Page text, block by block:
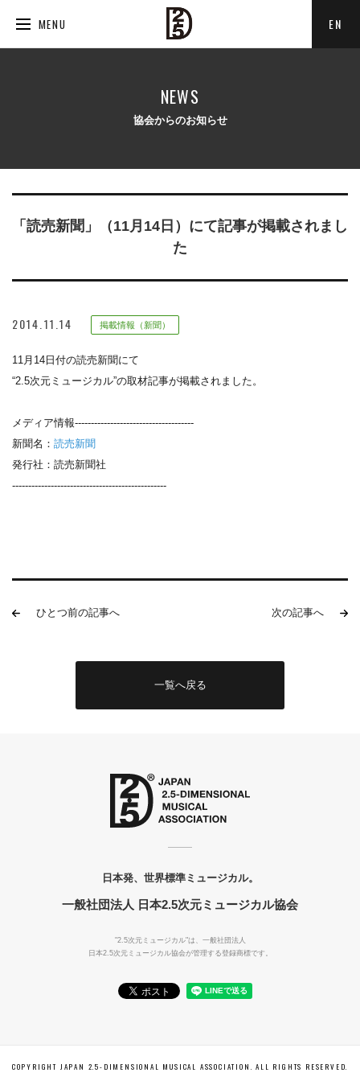
MENU EN
NEWS
協会からのお知らせ
「読売新聞」（11月14日）にて記事が掲載されまし
た
2014.11.14 掲載情報（新聞）
11月14日付の読売新聞にて
“2.5次元ミュージカル”の取材記事が掲載されました。
メディア情報-------------------------------------
新聞名： 読売新聞
発行社：読売新聞社
------------------------------------------------
ひとつ前の記事へ 次の記事へ
一覧へ戻る
日本発、世界標準ミュージカル。
一般社団法人 日本2.5次元ミュージカル協会
"2.5次元ミュージカル"は、一般社団法人
日本2.5次元ミュージカル協会が管理する登録商標です。
COPYRIGHT JAPAN 2.5-DIMENSIONAL MUSICAL ASSOCIATION. ALL RIGHTS RESERVED.